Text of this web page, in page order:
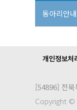
동아리안내
개인정보처
[54896] 전
Copyright ©